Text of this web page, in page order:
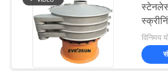
स्टेनलेस
विनिमय